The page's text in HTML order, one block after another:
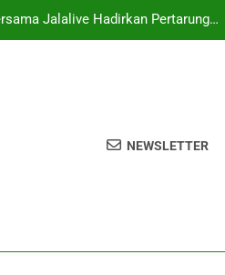
01.30 WIB Eksklusif di Jalalive –
Elite Eropa yang Wajib Disaksikan
WIB Bersama Jalalive Saksikan
Jalalive Hadirkan Pertarungan
Elite Eropa yang Wajib Disaksikan
NEWSLETTER